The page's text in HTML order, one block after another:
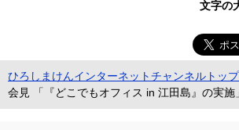
文字の
ひろしまけんインターネットチャンネルトッ
会見 「『どこでもオフィス in 江田島』の実施